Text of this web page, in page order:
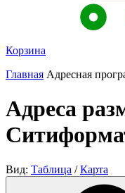
Корзина
Главная Адресная
Адреса
Вид: Таблица /Карта